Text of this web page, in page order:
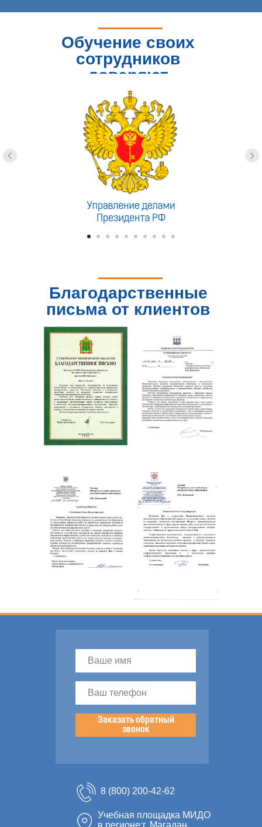
Обучение своих
сотрудников
доверяют
Благодарственные
письма от клиентов
8 (800) 200-42-62
Учебная площадка МИДО
в регионе:г. Магадан,
Заказать обратный
звонок